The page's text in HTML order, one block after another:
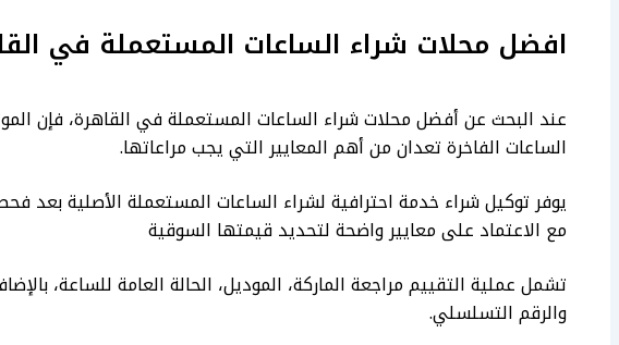
افضل محلات شراء الساعات المستعملة في
عند البحث عن أفضل محلات شراء الساعات المستعملة في القاهرة، فإن
الساعات الفاخرة تعدان من أهم المعايير التي يجب مراعاتها.
يوفر توكيل شراء خدمة احترافية لشراء الساعات المستعملة الأصلية بعد
مع الاعتماد على معايير واضحة لتحديد قيمتها السوقية
تشمل عملية التقييم مراجعة الماركة، الموديل، الحالة العامة للساعة،
والرقم التسلسلي.